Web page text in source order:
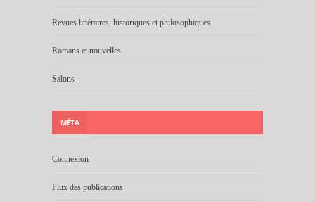
Revues littéraires, historiques et philosophiques
Romans et nouvelles
Salons
MÉTA
Connexion
Flux des publications